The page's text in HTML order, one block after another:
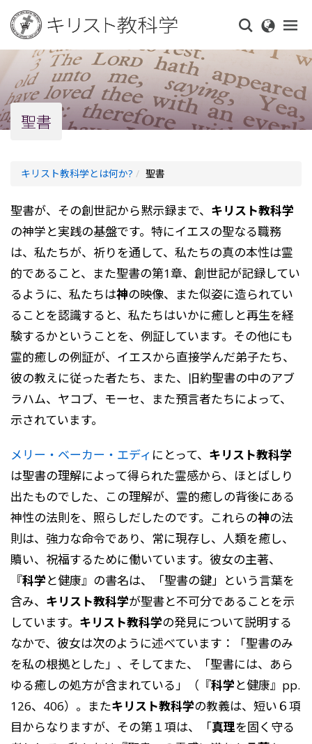
main
content
聖書
キリスト教科学とは何か? 聖書
聖書が、その創世記から黙示録まで、 キリスト教科学
の神学と実践の基盤です。特にイエスの聖なる職務
は、私たちが、祈りを通して、私たちの真の本性は霊
的であること、また聖書の第1章、創世記が記録してい
るように、私たちは神の映像、また似姿に造られてい
ることを認識すると、私たちはいかに癒しと再生を経
験するかということを、例証しています。その他にも
霊的癒しの例証が、イエスから直接学んだ弟子たち、
彼の教えに従った者たち、また、旧約聖書の中のアブ
ラハム、ヤコブ、モーセ、また預言者たちによって、
示されています。
メリー・ベーカー・エディ にとって、 キリスト教科学
は聖書の理解によって得られた霊感から、ほとばしり
出たものでした、この理解が、霊的癒しの背後にある
神性の法則を、照らしだしたのです。これらの神の法
則は、強力な命令であり、常に現存し、人類を癒し、
贖い、祝福するために働いています。彼女の主著、
『科学と健康』の書名は、「聖書の鍵」という言葉を
含み、 キリスト教科学が聖書と不可分であることを示
しています。 キリスト教科学の発見について説明する
なかで、彼女は次のように述べています：「聖書のみ
を私の根拠とした」、そしてまた、「聖書には、あら
ゆる癒しの処方が含まれている」（『科学と健康』pp.
126、406）。またキリスト教科学の教義は、短い６項
目からなりますが、その第１項は、「真理を固く守る